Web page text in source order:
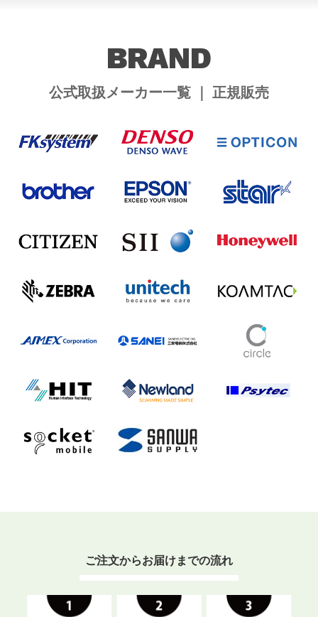
BRAND
公式取扱メーカー一覧 ｜ 正規販売
ご注文からお届けまでの流れ